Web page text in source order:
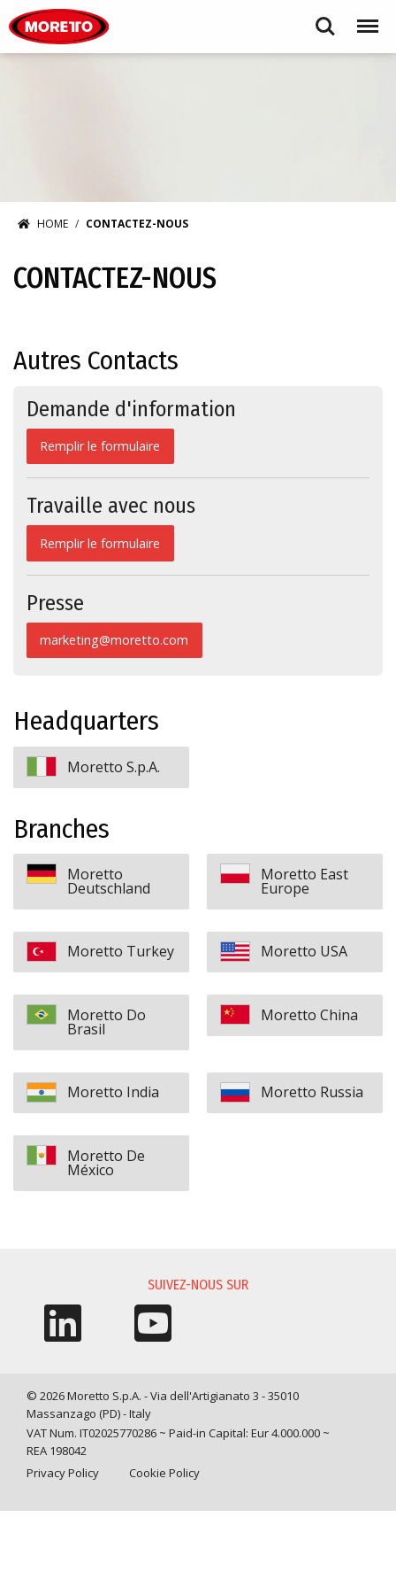
Search Menu
HOME CONTACTEZ-NOUS
CONTACTEZ-NOUS
Autres Contacts
Demande d'information
Remplir le formulaire
Travaille avec nous
Remplir le formulaire
Presse
marketing@moretto.com
Headquarters
Moretto S.p.A.
Branches
Moretto
Deutschland
Moretto East
Europe
Moretto Turkey Moretto USA
Moretto Do
Brasil
Moretto China
Moretto India Moretto Russia
Moretto De
México
PROPOSITION DE CARRIÈRE
Télécharger votre CV
INVENTORY EQUIPMENT REQUEST
SUIVEZ-NOUS SUR
© 2026 Moretto S.p.A. - Via dell'Artigianato 3 - 35010
Massanzago (PD) - Italy
VAT Num. IT02025770286 ~ Paid-in Capital: Eur 4.000.000 ~
REA 198042
Privacy Policy
Cookie Policy